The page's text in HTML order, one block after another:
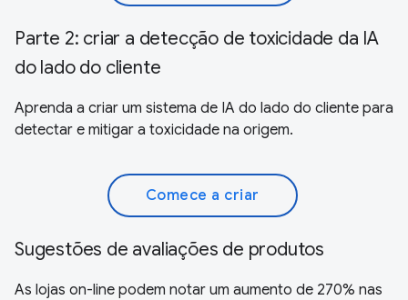
Parte 2: criar a detecção de toxicidade da IA
do lado do cliente
Aprenda a criar um sistema de IA do lado do cliente para
detectar e mitigar a toxicidade na origem.
Comece a criar
Sugestões de avaliações de produtos
As lojas on-line podem notar um aumento de 270% nas